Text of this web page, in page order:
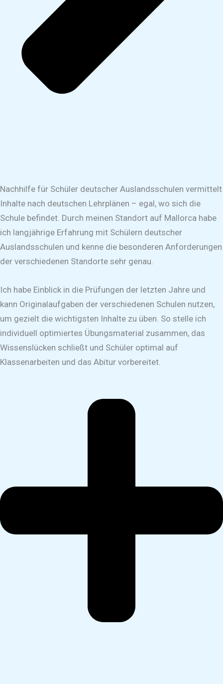
Nachhilfe für Schüler deutscher Auslandsschulen vermittelt
Inhalte nach deutschen Lehrplänen – egal, wo sich die
Schule befindet. Durch meinen Standort auf Mallorca habe
ich langjährige Erfahrung mit Schülern deutscher
Auslandsschulen und kenne die besonderen Anforderungen
der verschiedenen Standorte sehr genau.
Ich habe Einblick in die Prüfungen der letzten Jahre und
kann Originalaufgaben der verschiedenen Schulen nutzen,
um gezielt die wichtigsten Inhalte zu üben. So stelle ich
individuell optimiertes Übungsmaterial zusammen, das
Wissenslücken schließt und Schüler optimal auf
Klassenarbeiten und das Abitur vorbereitet.